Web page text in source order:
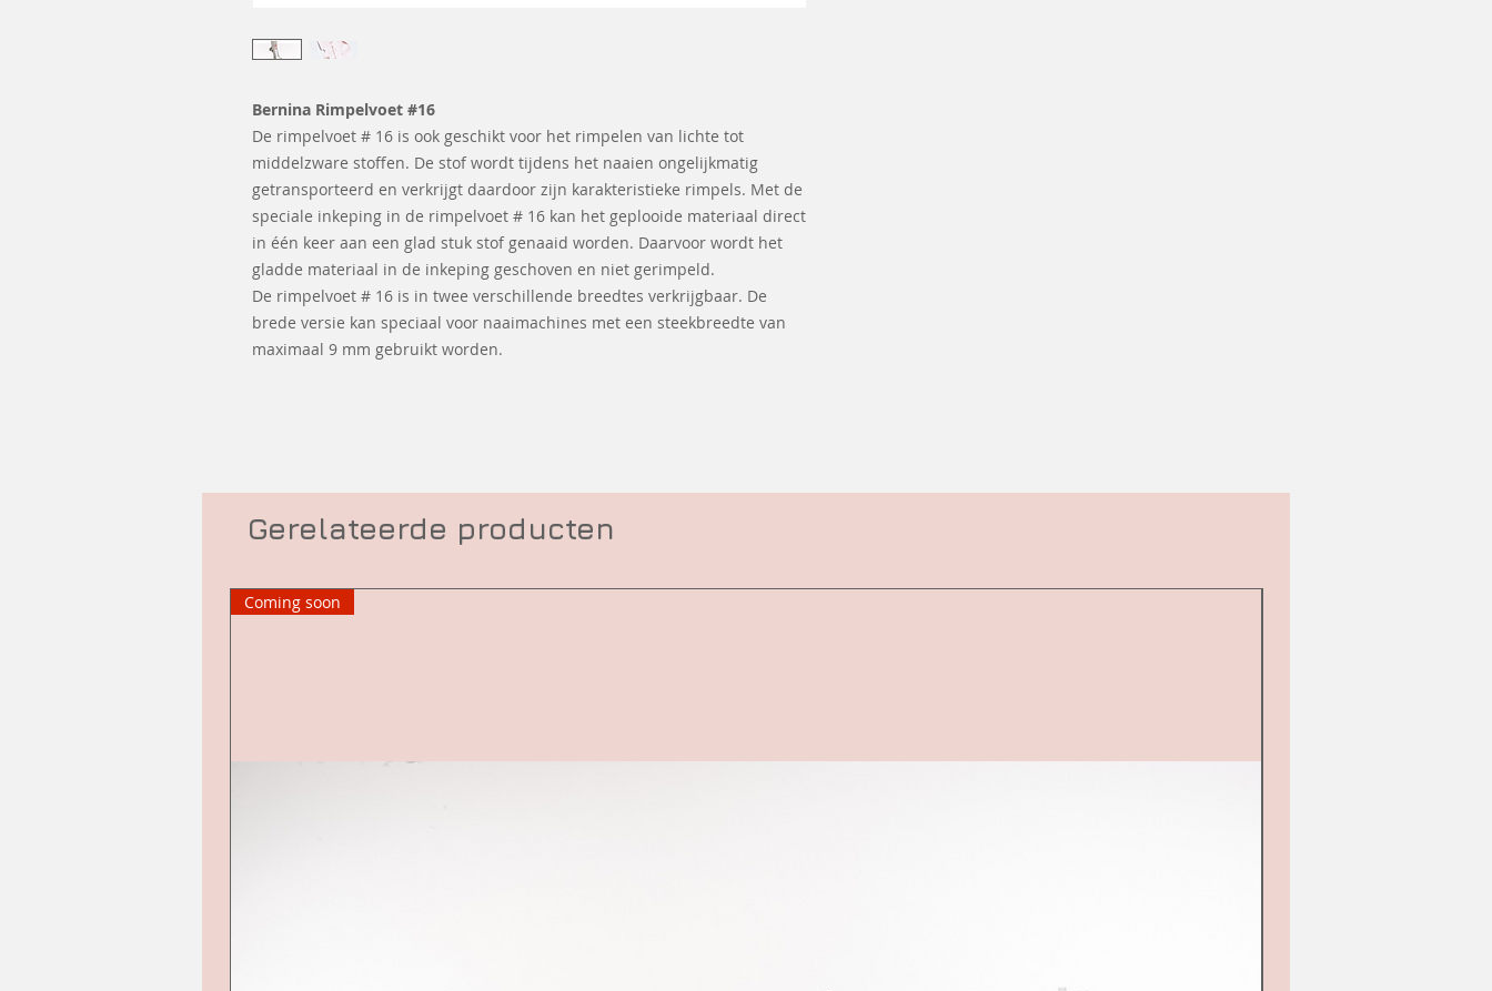
Bernina Rimpelvoet #16
De rimpelvoet # 16 is ook geschikt voor het rimpelen van lichte tot
middelzware stoffen. De stof wordt tijdens het naaien ongelijkmatig
getransporteerd en verkrijgt daardoor zijn karakteristieke rimpels. Met de
speciale inkeping in de rimpelvoet # 16 kan het geplooide materiaal direct
in één keer aan een glad stuk stof genaaid worden. Daarvoor wordt het
gladde materiaal in de inkeping geschoven en niet gerimpeld.
De rimpelvoet # 16 is in twee verschillende breedtes verkrijgbaar. De
brede versie kan speciaal voor naaimachines met een steekbreedte van
maximaal 9 mm gebruikt worden.
Gerelateerde producten
Coming soon